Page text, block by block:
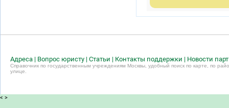
Адреса | Вопрос юристу | Статьи | Контакты поддержки | Новости
Справочник по государственным учреждениям Москвы, удобный поиск по карте, по
улице.
< >